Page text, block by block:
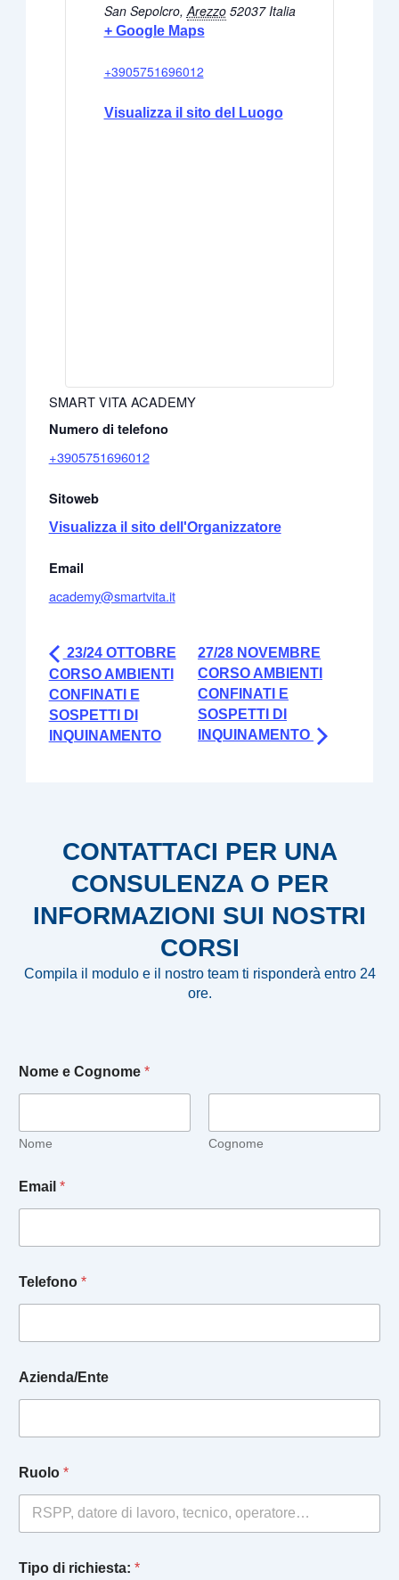
San Sepolcro, Arezzo 52037 Italia
+ Google Maps
+3905751696012
Visualizza il sito del Luogo
SMART VITA ACADEMY
Numero di telefono
+3905751696012
Sitoweb
Visualizza il sito dell'Organizzatore
Email
academy@smartvita.it
23/24 OTTOBRE
CORSO AMBIENTI
CONFINATI E
SOSPETTI DI
INQUINAMENTO
27/28 NOVEMBRE
CORSO AMBIENTI
CONFINATI E
SOSPETTI DI
INQUINAMENTO
CONTATTACI PER UNA
CONSULENZA O PER
INFORMAZIONI SUI NOSTRI
CORSI
Compila il modulo e il nostro team ti risponderà entro 24
ore.
e
N
e
i
v
c
Nome e Cognome *
Nome Cognome
Email *
Telefono *
Azienda/Ente
Ruolo *
Tipo di richiesta: *